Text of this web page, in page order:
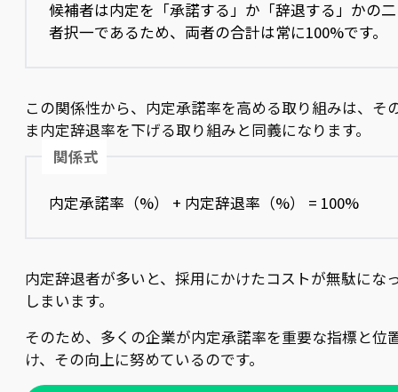
候補者は内定を「承諾する」か「辞退する」かの二
者択一であるため、両者の合計は常に100%です。
この関係性から、内定承諾率を高める取り組みは、そ
ま内定辞退率を下げる取り組みと同義になります。
関係式
内定承諾率（%） + 内定辞退率（%） = 100%
内定辞退者が多いと、採用にかけたコストが無駄にな
しまいます。
そのため、多くの企業が内定承諾率を重要な指標と位
け、その向上に努めているのです。